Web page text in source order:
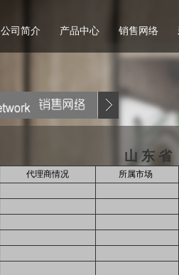
公司简介 产品中心 销售网络
山 东 省
代理商情况 所属市场